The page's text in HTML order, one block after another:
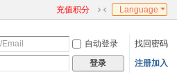
充值积分
切
到
窄
版
Language
自动登录
找回密码
登录 注册加入